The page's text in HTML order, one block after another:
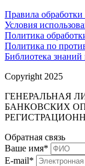
Правила обработки
Условия
Политика
Политика по
Библиотека знаний
Copyright 2025
ГЕНЕРАЛЬНАЯ
БАНКОВСКИХ
Обратная связь
Ваше имя*
E-mail*